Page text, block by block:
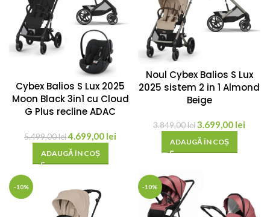
Cybex Balios S Lux 2025
Moon Black 3in1 cu Cloud
G Plus recline ADAC
5.499,00lei4.699,00 lei
ADAUGĂ ÎN COȘ
Noul Cybex Balios S Lux
2025 sistem 2 in 1 Almond
Beige
3.849,00lei3.699,00 lei
ADAUGĂ ÎN COȘ
-10% -10%